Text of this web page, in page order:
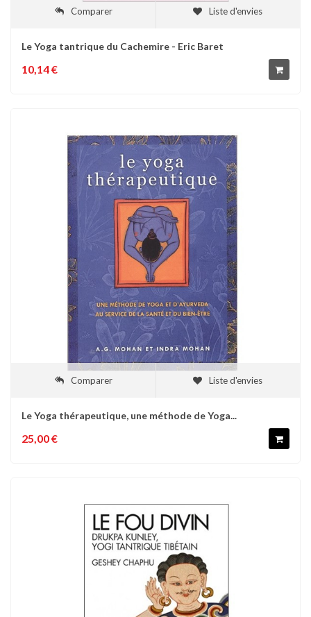
Comparer Liste d'envies
Le Yoga tantrique du Cachemire - Eric Baret
10,14 €
Comparer Liste d'envies
Le Yoga thérapeutique, une méthode de Yoga...
25,00 €